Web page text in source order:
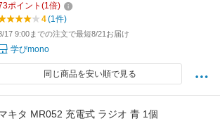
ポイント (1倍)
4(1件)
17 9:00までの注文で最短8/21お届け
学びmono
同じ商品を安い順で見る
キタ MR052 充電式 ラジオ 青 1個